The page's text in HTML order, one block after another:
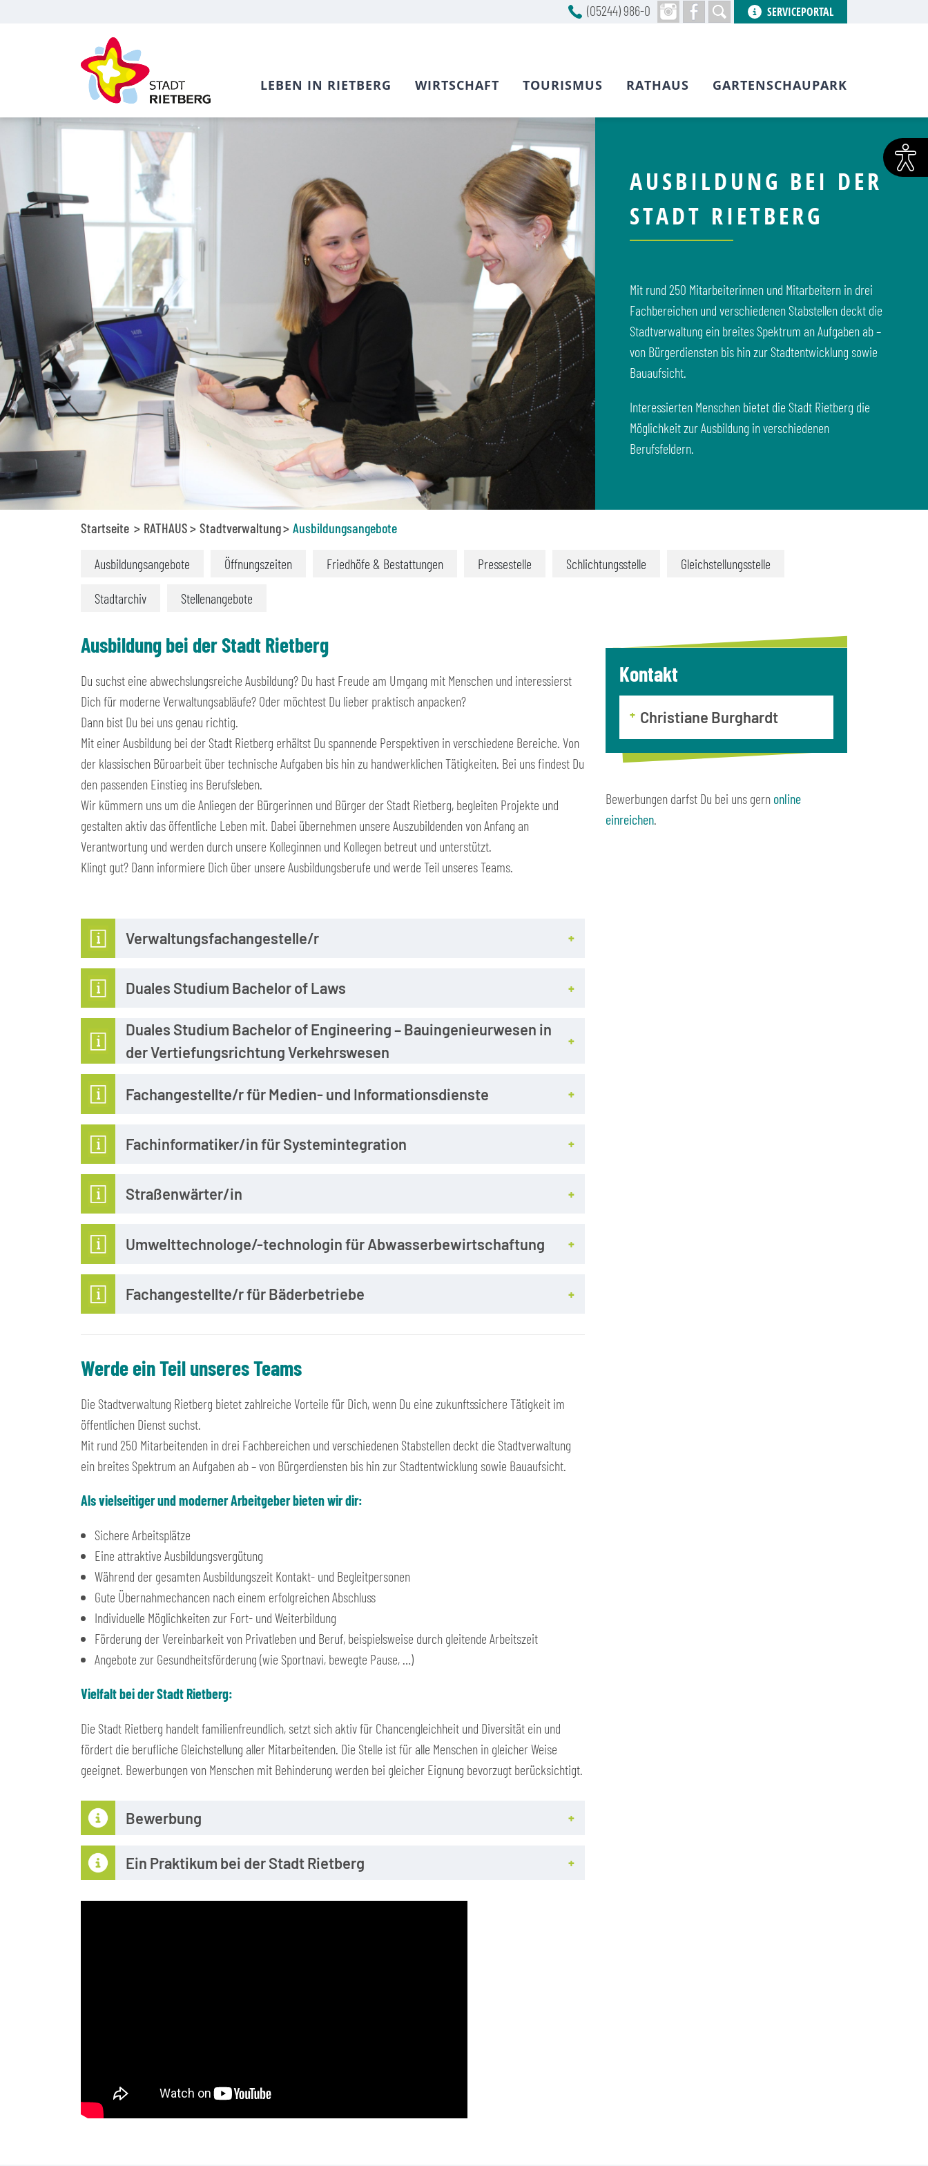
AUSBILDUNG BEI DER
STADT RIETBERG
Mit rund 250 Mitarbeiterinnen und Mitarbeitern in drei
Fachbereichen und verschiedenen Stabstellen deckt die
Stadtverwaltung ein breites Spektrum an Aufgaben ab –
von Bürgerdiensten bis hin zur Stadtentwicklung sowie
Bauaufsicht.
Interessierten Menschen bietet die Stadt Rietberg die
Möglichkeit zur Ausbildung in verschiedenen
Berufsfeldern.
Startseite RATHAUS Stadtverwaltung Ausbildungsangebote
Ausbildungsangebote Öffnungszeiten Friedhöfe & Bestattungen Pressestelle Schlichtungsstelle Gleichstellungsstelle
Stadtarchiv Stellenangebote
Ausbildung bei der Stadt Rietberg
Du suchst eine abwechslungsreiche Ausbildung? Du hast Freude am Umgang mit Menschen und interessierst
Dich für moderne Verwaltungsabläufe? Oder möchtest Du lieber praktisch anpacken?
Dann bist Du bei uns genau richtig.
Mit einer Ausbildung bei der Stadt Rietberg erhältst Du spannende Perspektiven in verschiedene Bereiche. Von
der klassischen Büroarbeit über technische Aufgaben bis hin zu handwerklichen Tätigkeiten. Bei uns findest Du
den passenden Einstieg ins Berufsleben.
Wir kümmern uns um die Anliegen der Bürgerinnen und Bürger der Stadt Rietberg, begleiten Projekte und
gestalten aktiv das öffentliche Leben mit. Dabei übernehmen unsere Auszubildenden von Anfang an
Verantwortung und werden durch unsere Kolleginnen und Kollegen betreut und unterstützt.
Klingt gut? Dann informiere Dich über unsere Ausbildungsberufe und werde Teil unseres Teams.
Kontakt
Christiane Burghardt
Bewerbungen darfst Du bei uns gern online
einreichen.
Verwaltungsfachangestelle/r
Duales Studium Bachelor of Laws
Duales Studium Bachelor of Engineering – Bauingenieurwesen in
der Vertiefungsrichtung Verkehrswesen
Fachangestellte/r für Medien- und Informationsdienste
Fachinformatiker/in für Systemintegration
Straßenwärter/in
Umwelttechnologe/-technologin für Abwasserbewirtschaftung
Fachangestellte/r für Bäderbetriebe
Werde ein Teil unseres Teams
Die Stadtverwaltung Rietberg bietet zahlreiche Vorteile für Dich, wenn Du eine zukunftssichere Tätigkeit im
öffentlichen Dienst suchst.
Mit rund 250 Mitarbeitenden in drei Fachbereichen und verschiedenen Stabstellen deckt die Stadtverwaltung
ein breites Spektrum an Aufgaben ab – von Bürgerdiensten bis hin zur Stadtentwicklung sowie Bauaufsicht.
Als vielseitiger und moderner Arbeitgeber bieten wir dir:
Sichere Arbeitsplätze
Eine attraktive Ausbildungsvergütung
Während der gesamten Ausbildungszeit Kontakt- und Begleitpersonen
Gute Übernahmechancen nach einem erfolgreichen Abschluss
Individuelle Möglichkeiten zur Fort- und Weiterbildung
Förderung der Vereinbarkeit von Privatleben und Beruf, beispielsweise durch gleitende Arbeitszeit
Angebote zur Gesundheitsförderung (wie Sportnavi, bewegte Pause, …)
Vielfalt bei der Stadt Rietberg:
Die Stadt Rietberg handelt familienfreundlich, setzt sich aktiv für Chancengleichheit und Diversität ein und
fördert die berufliche Gleichstellung aller Mitarbeitenden. Die Stelle ist für alle Menschen in gleicher Weise
geeignet. Bewerbungen von Menschen mit Behinderung werden bei gleicher Eignung bevorzugt berücksichtigt.
Bewerbung
Ein Praktikum bei der Stadt Rietberg
(05244) 986-0 SERVICEPORTAL
LEBEN IN RIETBERG WIRTSCHAFT TOURISMUS RATHAUS GARTENSCHAUPARK